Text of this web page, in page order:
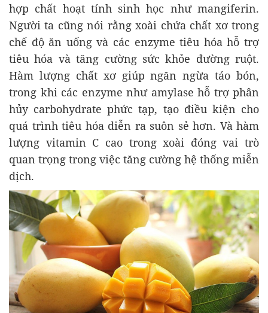
hợp chất hoạt tính sinh học như mangiferin.
Người ta cũng nói rằng xoài chứa chất xơ trong
chế độ ăn uống và các enzyme tiêu hóa hỗ trợ
tiêu hóa và tăng cường sức khỏe đường ruột.
Hàm lượng chất xơ giúp ngăn ngừa táo bón,
trong khi các enzyme như amylase hỗ trợ phân
hủy carbohydrate phức tạp, tạo điều kiện cho
quá trình tiêu hóa diễn ra suôn sẻ hơn. Và hàm
lượng vitamin C cao trong xoài đóng vai trò
quan trọng trong việc tăng cường hệ thống miễn
dịch.